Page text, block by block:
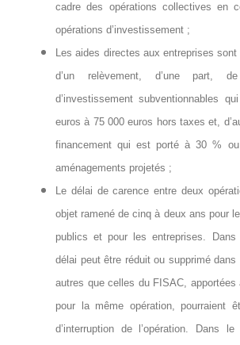
cadre des opérations collectives en
opérations d’investissement ;
Les aides directes aux entreprises
d’un relèvement, d’une part,
d’investissement subventionnables
euros à 75 000 euros hors taxes et,
financement qui est porté à 30 %
aménagements projetés ;
Le délai de carence entre deux
objet ramené de cinq à deux ans pour
publics et pour les entreprises.
délai peut être réduit ou supprimé
autres que celles du FISAC, apportées
pour la même opération, pourraient
d’interruption de l’opération. Dans